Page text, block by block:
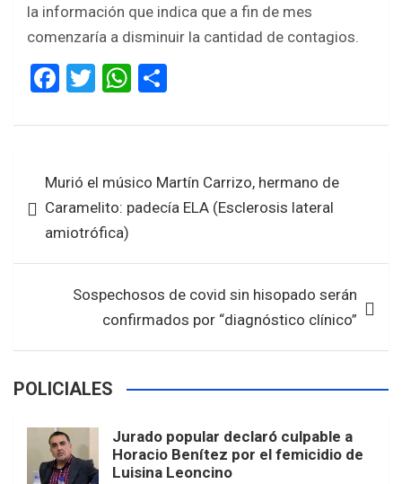
la información que indica que a fin de mes
comenzaría a disminuir la cantidad de contagios.
F
ce
o
o
T
tt
W
at
A
p
ar
entradas
Murió el músico Martín Carrizo, hermano de
Caramelito: padecía ELA (Esclerosis lateral
amiotrófica)
Sospechosos de covid sin hisopado serán
confirmados por “diagnóstico clínico”
POLICIALES
Jurado popular declaró culpable a
Horacio Benítez por el femicidio de
Luisina Leoncino